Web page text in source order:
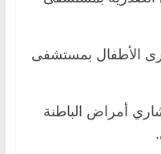
الأطفال بمستشفى
أمراض الباطنة